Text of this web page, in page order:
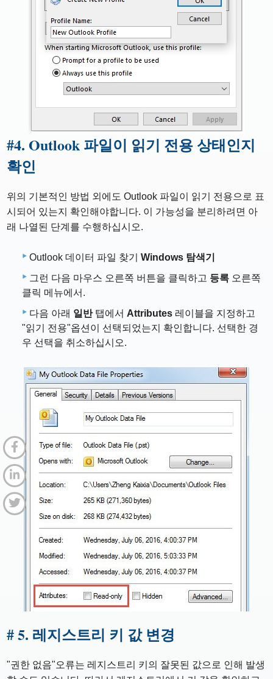
#4. Outlook 파일이 읽기 전용 상태인지
확인
위의 기본적인 방법 외에도 Outlook 파일이 읽기 전용으로 표
시되어 있는지 확인해야합니다. 이 가능성을 분리하려면 아
래 나열된 단계를 수행하십시오.
Outlook 데이터 파일 찾기 Windows 탐색기
그런 다음 마우스 오른쪽 버튼을 클릭하고 등록 오른쪽
클릭 메뉴에서.
다음 아래 일반 탭에서 Attributes 레이블을 지정하고
"읽기 전용"옵션이 선택되었는지 확인합니다. 선택한 경
우 선택을 취소하십시오.
# 5. 레지스트리 키 값 변경
"권한 없음"오류는 레지스트리 키의 잘못된 값으로 인해 발생